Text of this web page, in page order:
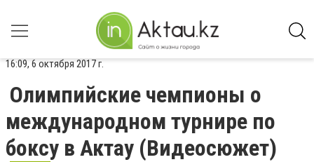
16:09, 6 октября 2017 г.
Олимпийские чемпионы о
международном турнире по
боксу в Актау (Видеосюжет)